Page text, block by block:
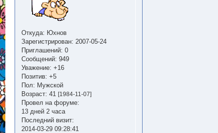
Откуда: Юхнов
Зарегистрирован: 2007-05-24
Приглашений: 0
Сообщений: 949
Уважение: +16
Позитив: +5
Пол: Мужской
Возраст: 41 [1984-11-07]
Провел на форуме:
13 дней 2 часа
Последний визит:
2014-03-29 09:28:41